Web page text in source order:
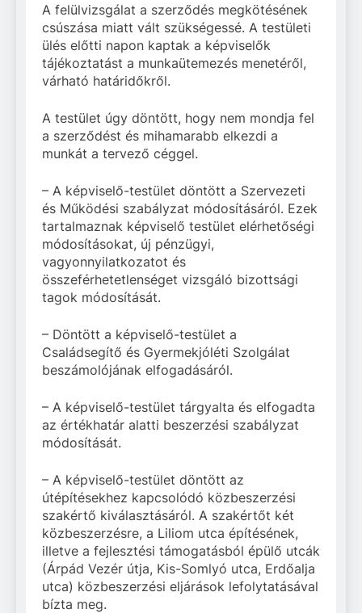
A felülvizsgálat a szerződés megkötésének
csúszása miatt vált szükségessé. A testületi
ülés előtti napon kaptak a képviselők
tájékoztatást a munkaütemezés menetéről,
várható határidőkről.
A testület úgy döntött, hogy nem mondja fel
a szerződést és mihamarabb elkezdi a
munkát a tervező céggel.
– A képviselő-testület döntött a Szervezeti
és Működési szabályzat módosításáról. Ezek
tartalmaznak képviselő testület elérhetőségi
módosításokat, új pénzügyi,
vagyonnyilatkozatot és
összeférhetetlenséget vizsgáló bizottsági
tagok módosítását.
– Döntött a képviselő-testület a
Családsegítő és Gyermekjóléti Szolgálat
beszámolójának elfogadásáról.
– A képviselő-testület tárgyalta és elfogadta
az értékhatár alatti beszerzési szabályzat
módosítását.
– A képviselő-testület döntött az
útépítésekhez kapcsolódó közbeszerzési
szakértő kiválasztásáról. A szakértőt két
közbeszerzésre, a Liliom utca építésének,
illetve a fejlesztési támogatásból épülő utcák
(Árpád Vezér útja, Kis-Somlyó utca, Erdőalja
utca) közbeszerzési eljárások lefolytatásával
bízta meg.